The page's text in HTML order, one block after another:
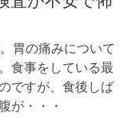
胃の痛みについて
食事をしている最
ですが、食後しば
が・・・